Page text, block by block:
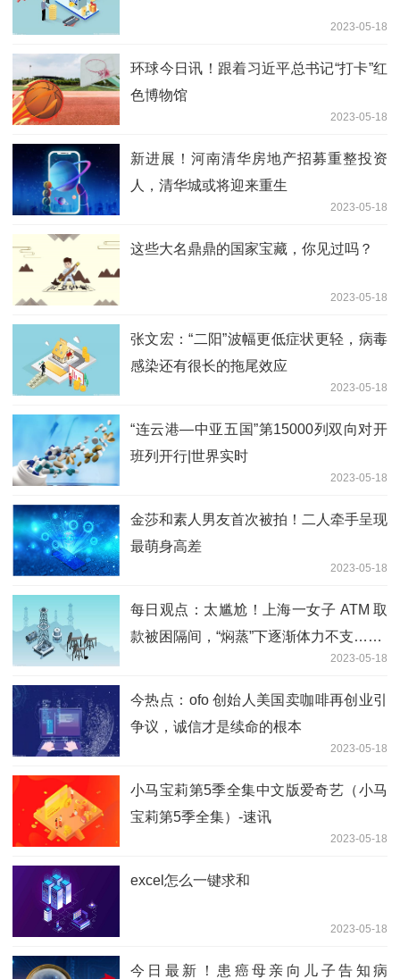
2023-05-18
环球今日讯！跟着习近平总书记“打卡”红
色博物馆
2023-05-18
新进展！河南清华房地产招募重整投资
人，清华城或将迎来重生
2023-05-18
这些大名鼎鼎的国家宝藏，你见过吗？
2023-05-18
张文宏：“二阳”波幅更低症状更轻，病毒
感染还有很长的拖尾效应
2023-05-18
“连云港—中亚五国”第15000列双向对开
班列开行|世界实时
2023-05-18
金莎和素人男友首次被拍！二人牵手呈现
最萌身高差
2023-05-18
每日观点：太尴尬！上海一女子 ATM 取
款被困隔间，“焖蒸”下逐渐体力不支……
2023-05-18
今热点：ofo 创始人美国卖咖啡再创业引
争议，诚信才是续命的根本
2023-05-18
小马宝莉第5季全集中文版爱奇艺（小马
宝莉第5季全集）-速讯
2023-05-18
excel怎么一键求和
2023-05-18
今日最新！患癌母亲向儿子告知病